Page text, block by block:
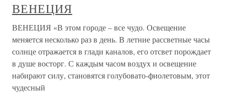
ВЕНЕЦИЯ
ВЕНЕЦИЯ «В этом городе – все чудо. Освещение
меняется несколько раз в день. В летние рассветные часы
солнце отражается в глади каналов, его отсвет порождает
в душе восторг. С каждым часом воздух и освещение
набирают силу, становятся голубовато-фиолетовым, этот
чудесный